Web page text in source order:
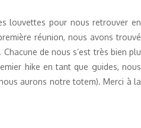
louvettes pour nous retrouver en
réunion, nous avons trouvé
de nous s’est très bien plu
hike en tant que guides, nous
aurons notre totem). Merci à la